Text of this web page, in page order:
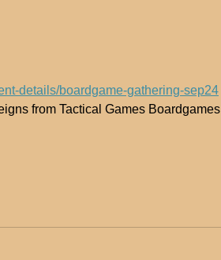
details/boardgame-gathering-sep24
from Tactical Games Boardgames